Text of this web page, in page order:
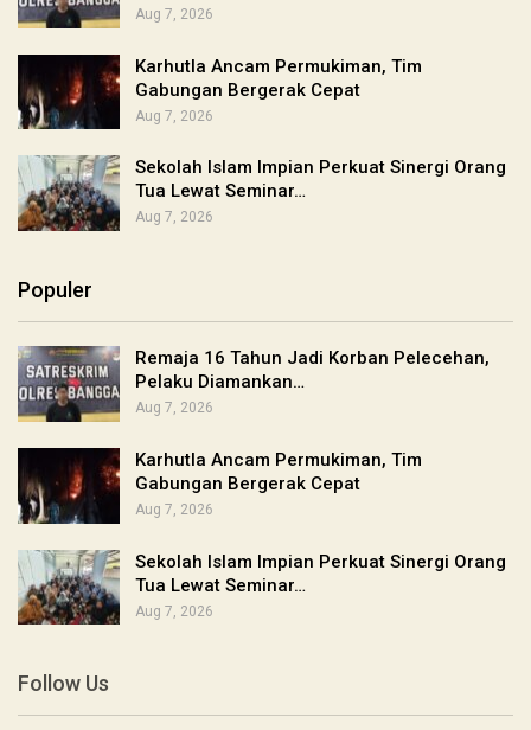
Aug 7, 2026
Karhutla Ancam Permukiman, Tim
Gabungan Bergerak Cepat
Aug 7, 2026
Sekolah Islam Impian Perkuat Sinergi Orang
Tua Lewat Seminar…
Aug 7, 2026
Populer
Remaja 16 Tahun Jadi Korban Pelecehan,
Pelaku Diamankan…
Aug 7, 2026
Karhutla Ancam Permukiman, Tim
Gabungan Bergerak Cepat
Aug 7, 2026
Sekolah Islam Impian Perkuat Sinergi Orang
Tua Lewat Seminar…
Aug 7, 2026
Follow Us